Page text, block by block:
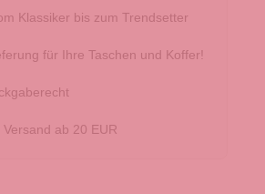
Klassiker bis zum Trendsetter
für Ihre Taschen und Koffer!
ab 20 EUR